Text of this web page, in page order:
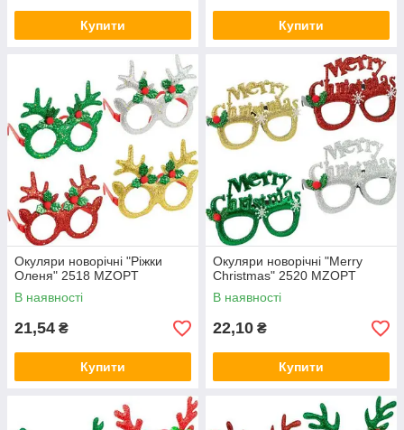
Купити Купити
Окуляри новорічні "Ріжки
Оленя" 2518 MZOPT
В наявності
21,54 ₴
Купити
Окуляри новорічні "Merry
Christmas" 2520 MZOPT
В наявності
22,10 ₴
Купити